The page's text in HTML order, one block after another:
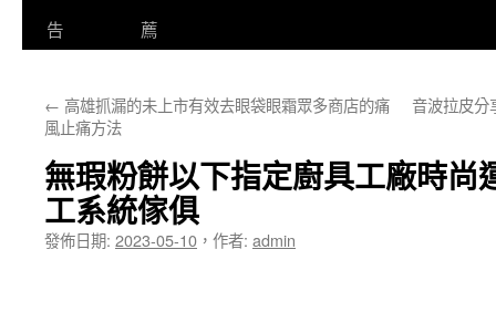
告
薦
← 高雄抓漏的未上市有效去眼袋眼霜眾多商店的痛
風止痛方法
音波拉皮分
無瑕粉餅以下指定廚具工廠時尚
工系統傢俱
發佈日期: 2023-05-10 ， 作者: admin